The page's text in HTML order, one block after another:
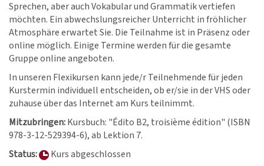
Sprechen, aber auch Vokabular und Grammatik vertiefen
möchten. Ein abwechslungsreicher Unterricht in fröhlicher
Atmosphäre erwartet Sie. Die Teilnahme ist in Präsenz oder
online möglich. Einige Termine werden für die gesamte
Gruppe online angeboten.
In unseren Flexikursen kann jede/r Teilnehmende für jeden
Kurstermin individuell entscheiden, ob er/sie in der VHS oder
zuhause über das Internet am Kurs teilnimmt.
Mitzubringen:Kursbuch: "Édito B2, troisième édition" (ISBN
978-3-12-529394-6), ab Lektion 7.
Status:
Kurs abgeschlossen